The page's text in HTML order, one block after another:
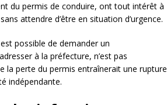
du permis de conduire, ont tout intérêt à
attendre d’être en situation d’urgence.
possible de demander un
à la préfecture, n’est pas
la perte du permis entraînerait une rupture
indépendante.